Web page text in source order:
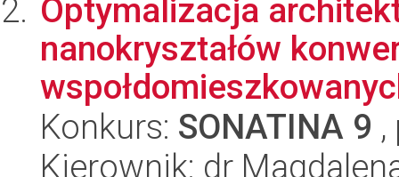
Optymalizacja
nanokryształów
Konkurs: SONATINA 9
Kierownik: dr